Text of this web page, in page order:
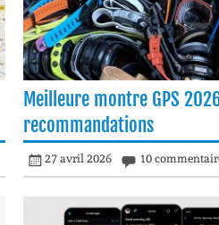
Meilleure montre GPS
recommandations
27 avril 2026 10